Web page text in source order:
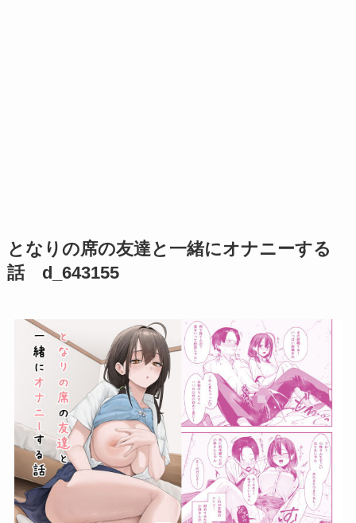
となりの席の友達と一緒にオナニーする
話 d_643155